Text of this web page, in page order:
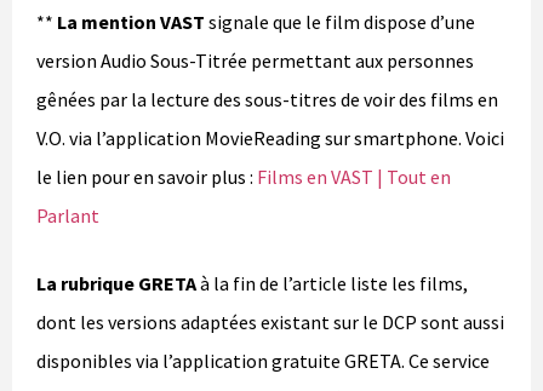
** La mention VAST signale que le film dispose d’une
version Audio Sous-Titrée permettant aux personnes
gênées par la lecture des sous-titres de voir des films en
V.O. via l’application MovieReading sur smartphone. Voici
le lien pour en savoir plus : Films en VAST | Tout en
Parlant
La rubrique GRETAà la fin de l’article liste les films,
dont les versions adaptées existant sur le DCP sont aussi
disponibles via l’application gratuite GRETA. Ce service